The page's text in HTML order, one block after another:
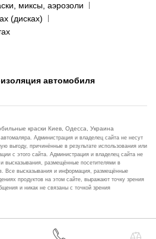
миксы, аэрозоли
(дисках)
автомобиля
краски Киев, Одесса, Украина
Администрация и владелец сайта не несут
выгоду, причинённые в результате использования или
с этого сайта. Администрация и владелец сайта не
высказывания, размещённые посетителями в
Все высказывания и информация, размещённые
продуктов на этом сайте, выражают точку зрения
и никак не связаны с точкой зрения